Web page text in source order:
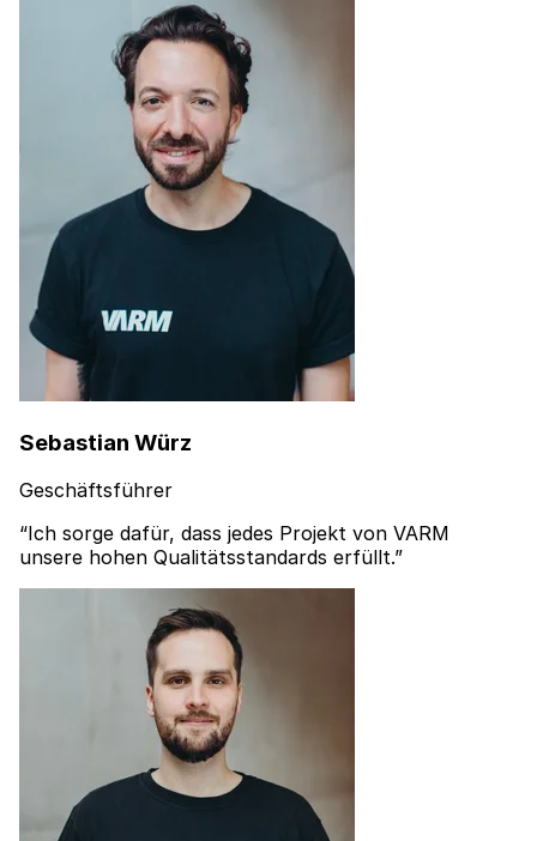
Sebastian Würz
Geschäftsführer
“Ich sorge dafür, dass jedes Projekt von VARM
unsere hohen Qualitätsstandards erfüllt.”